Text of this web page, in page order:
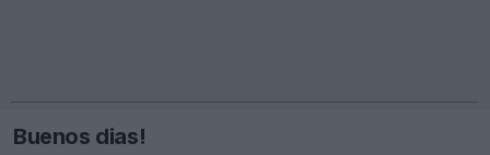
Buenos dias!